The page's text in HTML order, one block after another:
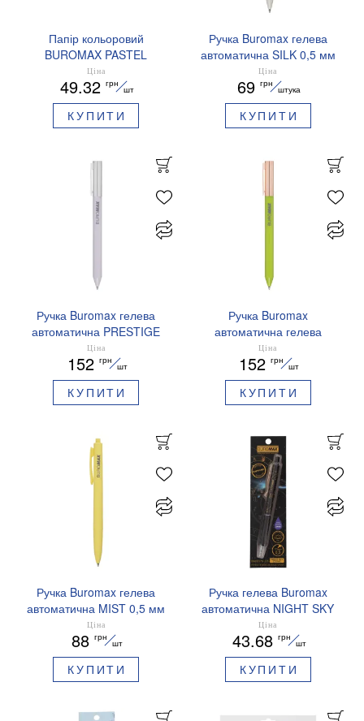
Папір кольоровий
BUROMAX PASTEL
EUROMAX 20 арк А4 80 г/
мс BM.2721220E-08
Ціна
49.32 грн
шт
КУПИТИ
Ручка Buromax гелева
автоматична SILK 0,5 мм
сині чорнила BM.83100
Ціна
69 грн
штука
КУПИТИ
Ручка Buromax гелева
автоматична PRESTIGE
SILVER 0,5 мм сині
чорнила BM.83102
Ціна
152 грн
шт
КУПИТИ
Ручка Buromax
автоматична гелева
PRESTIGE GOLD 0,5 мм
сині чорнила BM.83101
Ціна
152 грн
шт
КУПИТИ
Ручка Buromax гелева
автоматична MIST 0,5 мм
сині чорнила BM.83103
Ціна
88 грн
шт
КУПИТИ
Ручка гелева Buromax
автоматична NIGHT SKY
ZODIAC 0.5 мм
ароматизований грип синє
чорнило BM.8379-01
Ціна
43.68 грн
шт
КУПИТИ